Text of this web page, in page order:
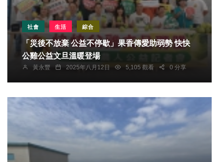
社會 生活 綜合
「災後不放棄 公益不停歇」果香傳愛助弱勢 快快
公雞公益文旦溫暖登場
黃永豐 2025年八月12日 5,105 觀看 0 分享